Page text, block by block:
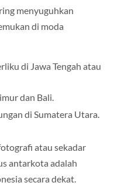
menyuguhkan
di moda
di Jawa Tengah atau
dan Bali.
di Sumatera Utara.
atau sekadar
antarkota adalah
secara dekat.